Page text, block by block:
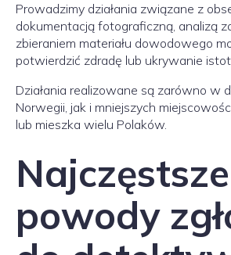
Prowadzimy działania związane z
dokumentacją fotograficzną, analizą
zbieraniem materiału dowodowego
potwierdzić zdradę lub ukrywanie
Działania realizowane są zarówno w
Norwegii, jak i mniejszych
lub mieszka wielu Polaków.
Najczęstsze
powody